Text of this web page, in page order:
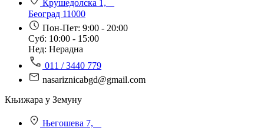
Крушедолска 1,
Београд 11000
Пон-Пет: 9:00 - 20:00
Суб: 10:00 - 15:00
Нед: Нерадна
011 / 3440 779
nasariznicabgd@gmail.com
Књижара у Земуну
Његошева 7,